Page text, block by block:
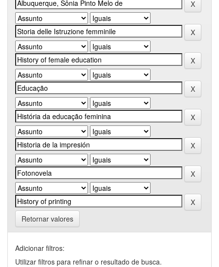
Retornar valores
Adicionar filtros:
Utilizar filtros para refinar o resultado de busca.